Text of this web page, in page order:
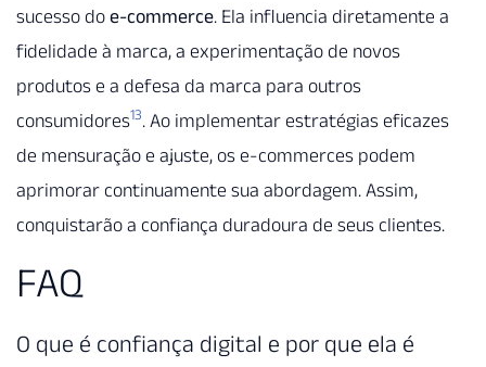
sucesso do e-commerce. Ela influencia diretamente a
fidelidade à marca, a experimentação de novos
produtos e a defesa da marca para outros
consumidores13. Ao implementar estratégias eficazes
de mensuração e ajuste, os e-commerces podem
aprimorar continuamente sua abordagem. Assim,
conquistarão a confiança duradoura de seus clientes.
FAQ
O que é confiança digital e por que ela é